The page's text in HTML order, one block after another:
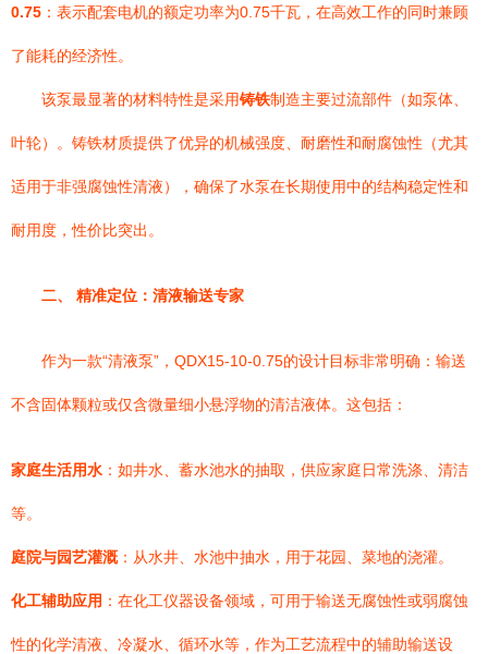
0.75 ：表示配套电机的额定功率为0.75千瓦，在高效工作的同时兼顾
了能耗的经济性。
该泵最显著的材料特性是采用铸铁制造主要过流部件（如泵体、
叶轮）。铸铁材质提供了优异的机械强度、耐磨性和耐腐蚀性（尤其
适用于非强腐蚀性清液），确保了水泵在长期使用中的结构稳定性和
耐用度，性价比突出。
二、 精准定位：清液输送专家
作为一款“清液泵”，QDX15-10-0.75的设计目标非常明确：输送
不含固体颗粒或仅含微量细小悬浮物的清洁液体。这包括：
家庭生活用水 ：如井水、蓄水池水的抽取，供应家庭日常洗涤、清洁
等。
庭院与园艺灌溉：从水井、水池中抽水，用于花园、菜地的浇灌。
化工辅助应用 ：在化工仪器设备领域，可用于输送无腐蚀性或弱腐蚀
性的化学清液、冷凝水、循环水等，作为工艺流程中的辅助输送设